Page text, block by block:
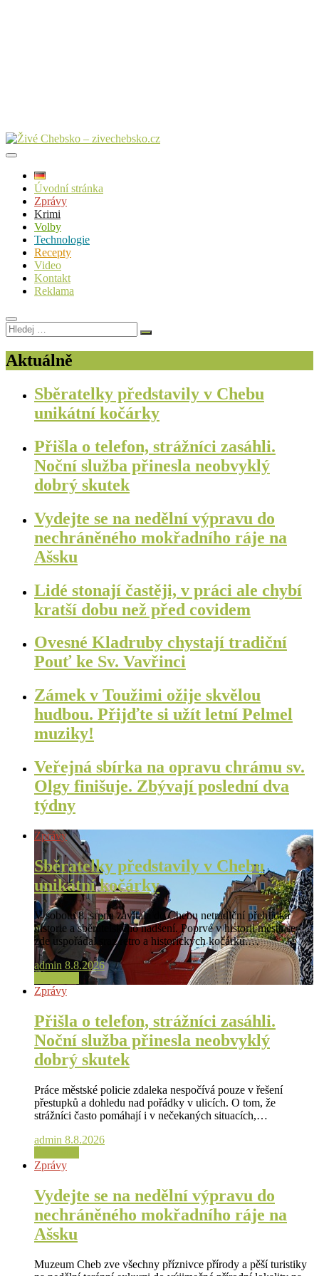
Úvodní stránka
Zprávy
Krimi
Volby
Technologie
Recepty
Video
Kontakt
Reklama
Hledej
…
Aktuálně
Sběratelky představily v Chebu
unikátní kočárky
Přišla o telefon, strážníci zasáhli.
Noční služba přinesla neobvyklý
dobrý skutek
Vydejte se na nedělní výpravu do
nechráněného mokřadního ráje na
Ašsku
Lidé stonají častěji, v práci ale chybí
kratší dobu než před covidem
Ovesné Kladruby chystají tradiční
Pouť ke Sv. Vavřinci
Zámek v Toužimi ožije skvělou
hudbou. Přijďte si užít letní Pelmel
muziky!
Veřejná sbírka na opravu chrámu sv.
Olgy finišuje. Zbývají poslední dva
týdny
Zprávy
Sběratelky představily v Chebu
unikátní kočárky
V sobotu 8. srpna zavítala do Chebu netradiční přehlídka
historie a sběratelského nadšení. Poprvé v historii města se
zde uspořádal sraz retro a historických kočárků.…
admin 8.8.2026
Zprávy
Přišla o telefon, strážníci zasáhli.
Noční služba přinesla neobvyklý
dobrý skutek
Práce městské policie zdaleka nespočívá pouze v řešení
přestupků a dohledu nad pořádky v ulicích. O tom, že
strážníci často pomáhají i v nečekaných situacích,…
admin 8.8.2026
Zprávy
Vydejte se na nedělní výpravu do
nechráněného mokřadního ráje na
Ašsku
Muzeum Cheb zve všechny příznivce přírody a pěší turistiky